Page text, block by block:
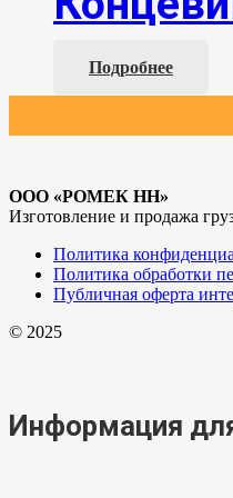
Подробнее
ООО «РОМЕК НН»
Изготовление и продажа
Политика
Политика обработки
Публичная оферта
© 2025
Информация